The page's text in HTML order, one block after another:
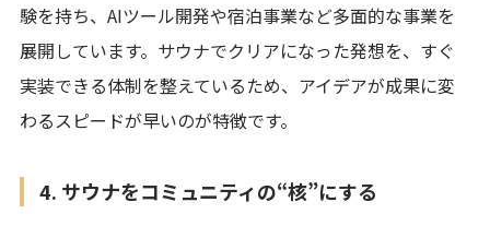
験を持ち、AIツール開発や宿泊事業など多面的な事業を
展開しています。サウナでクリアになった発想を、すぐ
実装できる体制を整えているため、アイデアが成果に変
わるスピードが早いのが特徴です。
4. サウナをコミュニティの“核”にする